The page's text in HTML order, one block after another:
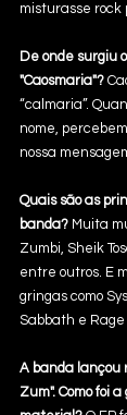
misturasse rock
De onde surgiu
"Caosmaria"?
“calmaria”.
nome,
nossa
Quais são as
banda? Muita
Zumbi, Sheik
entre outros. E
gringas como
Sabbath e
A banda lançou
Zum". Como foi